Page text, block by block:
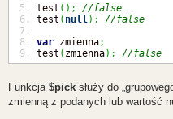
test ( ) ;
//false
test ( null) ;
//false
var zmienna;
test ( zmienna) ; //false
Funkcja $picksłuży do
zmienną z podanych lub wartość